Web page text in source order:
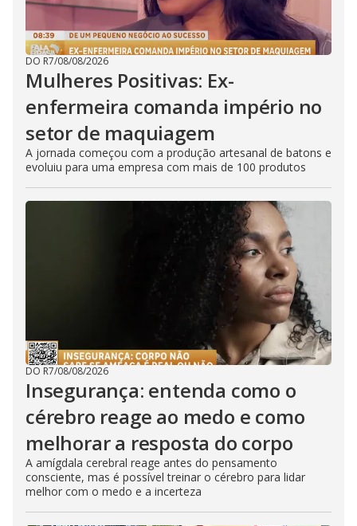
DO R7/08/08/2026
Mulheres Positivas: Ex-
enfermeira comanda império no
setor de maquiagem
A jornada começou com a produção artesanal de batons e
evoluiu para uma empresa com mais de 100 produtos
DO R7/08/08/2026
Insegurança: entenda como o
cérebro reage ao medo e como
melhorar a resposta do corpo
A amígdala cerebral reage antes do pensamento
consciente, mas é possível treinar o cérebro para lidar
melhor com o medo e a incerteza